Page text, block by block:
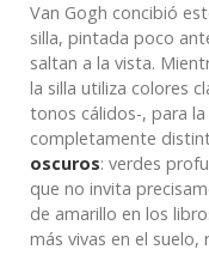
Van Gogh concibió
silla, pintada poco
saltan a la vista.
la silla utiliza colores
tonos cálidos-, para
completamente
oscuros: verdes
que no invita
de amarillo en los
más vivas en el